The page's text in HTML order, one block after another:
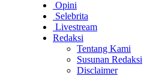
Opini
Selebrita
Livestream
Redaksi
Tentang Kami
Susunan Redaksi
Disclaimer